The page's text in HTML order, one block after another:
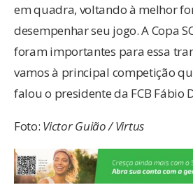
em quadra, voltando à melhor
desempenhar seu jogo. A Copa
foram importantes para essa
vamos à principal competição
falou o presidente da FCB Fábio
Foto: Victor Guião / Virtus